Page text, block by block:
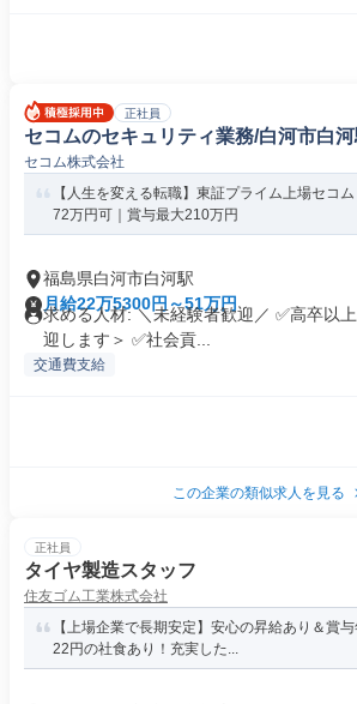
正社員
セコムのセキュリティ業務/白河市白河
セコム株式会社
【人生を変える転職】東証プライム上場セコ
72万円可｜賞与最大210万円
福島県白河市白河駅
月給22万5300円～51万円
求める人材: ＼未経験者歓迎／ ✅高卒以
迎します＞ ✅社会貢...
交通費支給
この企業の類似求人を見る
正社員
タイヤ製造スタッフ
住友ゴム工業株式会社
【上場企業で長期安定】安心の昇給あり＆賞
22円の社食あり！充実した...